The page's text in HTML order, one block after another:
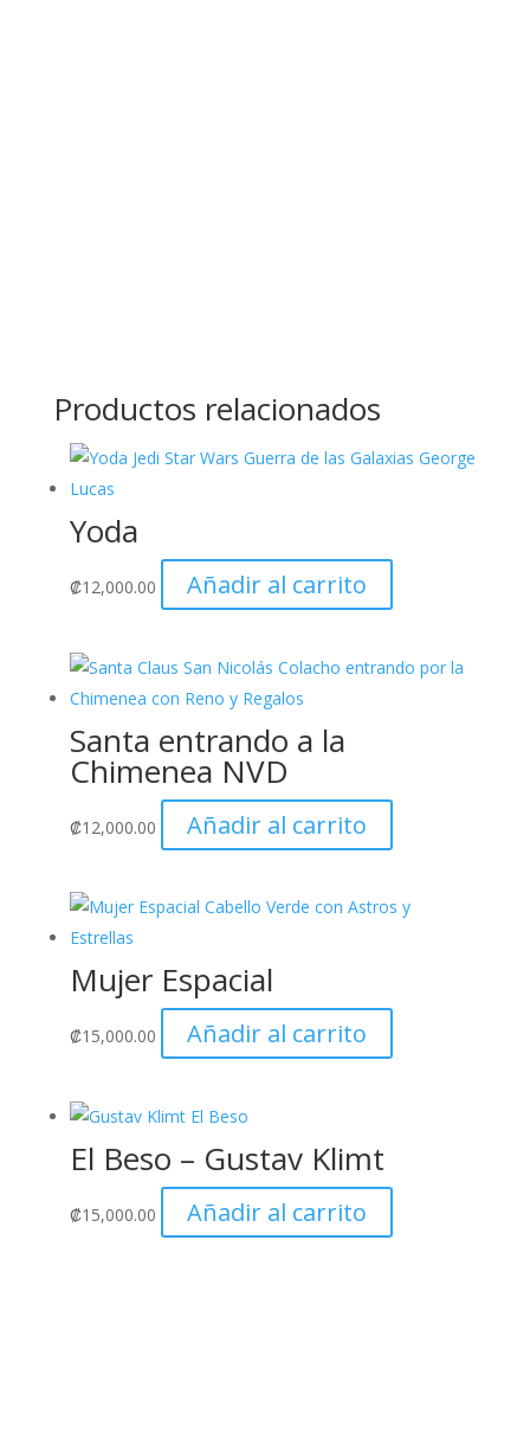
Productos relacionados
Yoda
₡12,000.00 Añadir al carrito
Santa entrando a la
Chimenea NVD
₡12,000.00 Añadir al carrito
Mujer Espacial
₡15,000.00 Añadir al carrito
El Beso – Gustav Klimt
₡15,000.00 Añadir al carrito